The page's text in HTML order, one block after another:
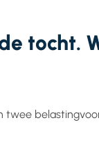
tocht.
twee